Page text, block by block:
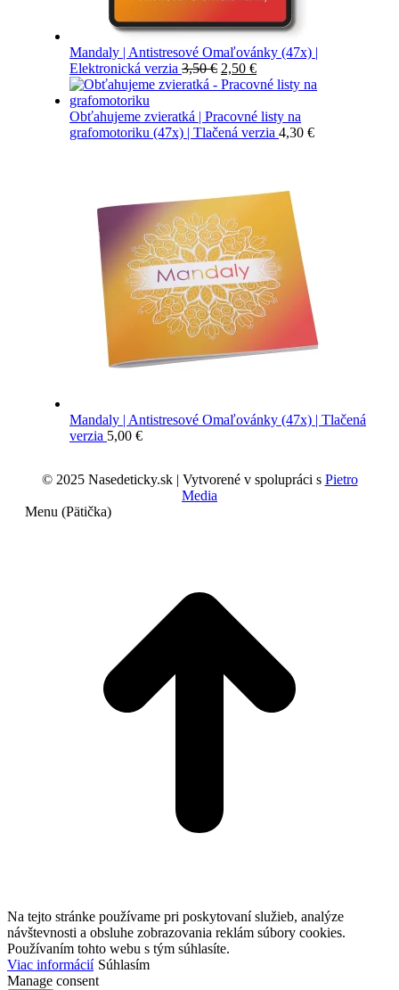
Mandaly | Antistresové Omaľovánky (47x) |
Elektronická verzia 3,50€ Pôvodná
cena
3,50 €.
2,50 €Aktuálna
cena
2,50 €.
Obťahujeme zvieratká | Pracovné listy na
grafomotoriku (47x) | Tlačená verzia 4,30 €
Mandaly | Antistresové Omaľovánky (47x) | Tlačená
verzia 5,00 €
© 2025 Nasedeticky.sk | Vytvorené v spolupráci s Pietro
Media
Menu (Pätička)
Na tejto stránke používame pri poskytovaní služieb, analýze
návštevnosti a obsluhe zobrazovania reklám súbory cookies.
Používaním tohto webu s tým súhlasíte.
Viac informácií Súhlasím
Manage consent